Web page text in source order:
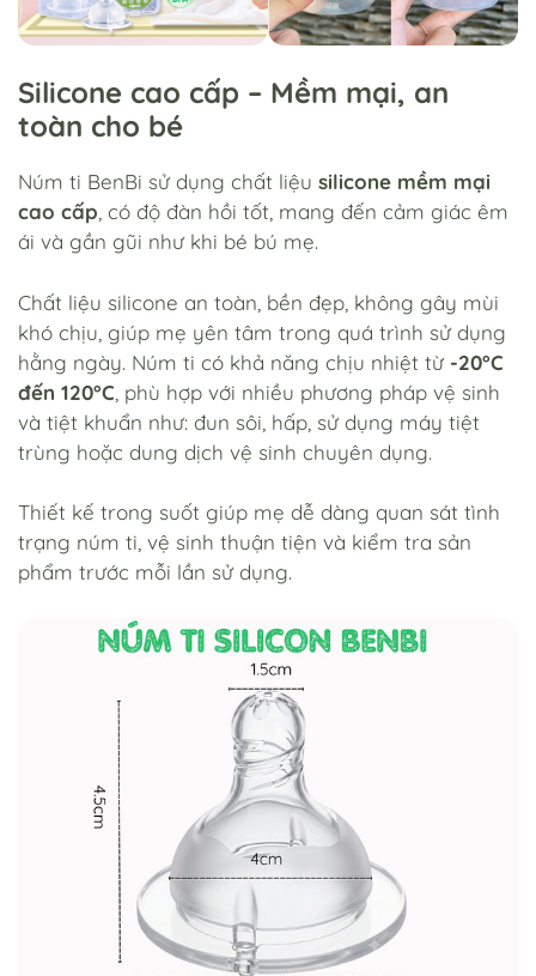
Silicone cao cấp – Mềm mại, an
toàn cho bé
Núm ti BenBi sử dụng chất liệu silicone mềm mại
cao cấp, có độ đàn hồi tốt, mang đến cảm giác êm
ái và gần gũi như khi bé bú mẹ.
Chất liệu silicone an toàn, bền đẹp, không gây mùi
khó chịu, giúp mẹ yên tâm trong quá trình sử dụng
hằng ngày. Núm ti có khả năng chịu nhiệt từ -20°C
đến 120°C , phù hợp với nhiều phương pháp vệ sinh
và tiệt khuẩn như: đun sôi, hấp, sử dụng máy tiệt
trùng hoặc dung dịch vệ sinh chuyên dụng.
Thiết kế trong suốt giúp mẹ dễ dàng quan sát tình
trạng núm ti, vệ sinh thuận tiện và kiểm tra sản
phẩm trước mỗi lần sử dụng.